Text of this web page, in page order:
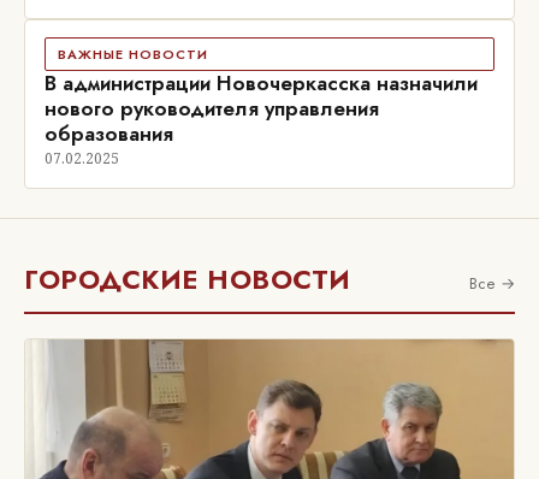
ВАЖНЫЕ НОВОСТИ
В администрации Новочеркасска назначили
нового руководителя управления
образования
07.02.2025
ГОРОДСКИЕ НОВОСТИ Все →